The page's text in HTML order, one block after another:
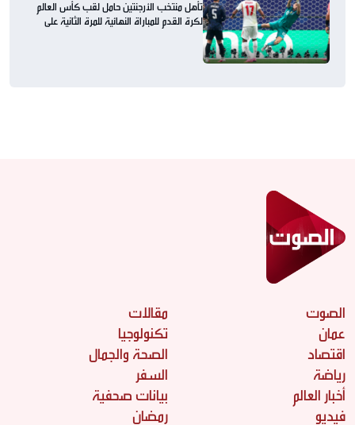
تأهل منتخب الأرجنتين حامل لقب كأس العالم
لكرة القدم للمباراة النهائية للمرة الثانية على
الصوت
عمان
اقتصاد
رياضة
أخبار العالم
فيديو
مقالات
تكنولوجيا
الصحة والجمال
السفر
بيانات صحفية
رمضان